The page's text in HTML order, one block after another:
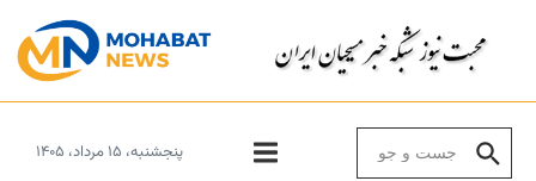
پنجشنبه، ۱۵ مرداد، ۱۴۰۵